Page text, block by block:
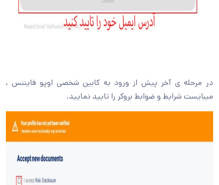
در مرحله ی آخر پیش از ورود به کابین شخصی اوپو فایننس ،
میبایست شرایط و ضوابط بروکر را تایید نمایید.